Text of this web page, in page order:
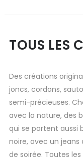
TOUS LES
Des créations
joncs, cordons,
semi-précieuses.
avec la nature, des
qui se portent aussi
noire, avec un jeans
de soirée. Toutes